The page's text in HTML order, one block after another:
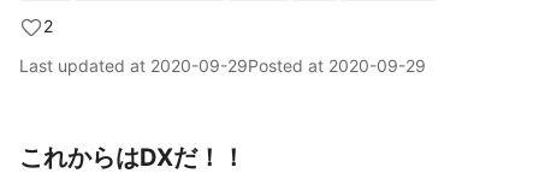
2
Last updated at 2020-09-29Posted at 2020-09-29
これからはDXだ！！